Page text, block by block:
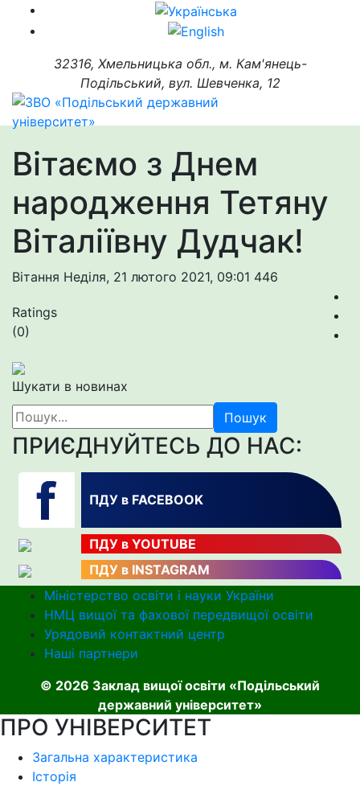
32316, Хмельницька обл., м. Кам'янець-
Подільський, вул. Шевченка, 12
Вітаємо з Днем
народження Тетяну
Віталіївну Дудчак!
Вітання Неділя, 21 лютого 2021, 09:01 446
Ratings
(0)
Шукати в новинах
Пошук
ПРИЄДНУЙТЕСЬ ДО НАС:
ПДУ в FACEBOOK
ПДУ в YOUTUBE
ПДУ в INSTAGRAM
Міністерство освіти і науки України
НМЦ вищої та фахової передвищої освіти
Урядовий контактний центр
Наші партнери
© 2026 Заклад вищої освіти «Подільський
державний університет»
ПРО УНІВЕРСИТЕТ
Загальна характеристика
Історія